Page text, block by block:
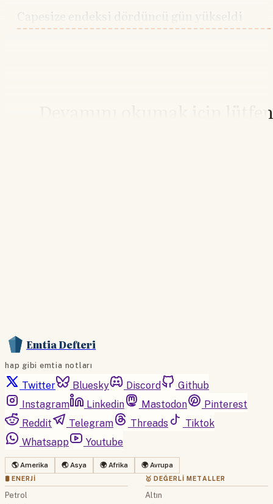
Capesize endeksi dördüncü gün yükseldi
Devamını okumak için lütfen
Emtia Defteri
hap gibi emtia notları
Twitter Bluesky Discord
Github
Instagram
Linkedin Mastodon
Pinterest
Reddit
Telegram Threads
Tiktok
Whatsapp
Youtube
🌎 Amerika 🌏 Asya 🌍 Afrika 🌍 Avrupa
🛢 ENERJI
Petrol
🥇 DEĞERLI METALLER
Altın